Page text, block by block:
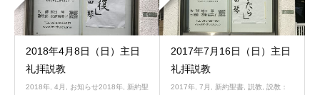
2018年4月8日（日）主日
礼拝説教
2018年, 4月 , お知らせ2018年, 新約聖
2017年7月16日（日）主日
礼拝説教
2017年, 7月 , 新約聖書, 説教, 説教：